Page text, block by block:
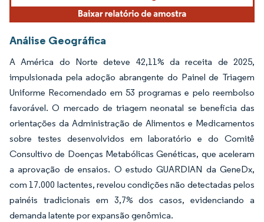
Análise Geográfica
A América do Norte deteve 42,11% da receita de 2025,
impulsionada pela adoção abrangente do Painel de Triagem
Uniforme Recomendado em 53 programas e pelo reembolso
favorável. O mercado de triagem neonatal se beneficia das
orientações da Administração de Alimentos e Medicamentos
sobre testes desenvolvidos em laboratório e do Comitê
Consultivo de Doenças Metabólicas Genéticas, que aceleram
a aprovação de ensaios. O estudo GUARDIAN da GeneDx,
com 17.000 lactentes, revelou condições não detectadas pelos
painéis tradicionais em 3,7% dos casos, evidenciando a
demanda latente por expansão genômica.